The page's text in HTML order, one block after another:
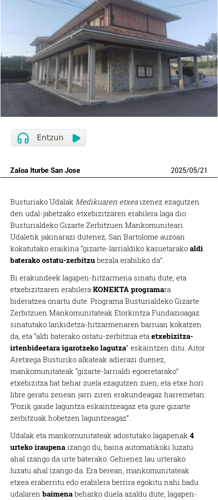
Zaloa Iturbe San Jose 2025/05/21
Busturiako Udalak Medikuaren etxeaizenez ezagutzen
den udal-jabetzako etxebizitzaren erabilera laga dio
Busturialdeko Gizarte Zerbitzuen Mankomuniteari.
Udaletik jakinarazi dutenez, San Bartolome auzoan
kokatutako eraikina “gizarte-larrialdiko kasuetarako aldi
baterako ostatu-zerbitzu bezala erabiliko da”.
Bi erakundeek lagapen-hitzarmena sinatu dute, eta
etxebizitzaren erabileraKONEKTA programara
bideratzea onartu dute. Programa Busturialdeko Gizarte
Zerbitzuen Mankomunitateak Etorkintza Fundazioagaz
sinatutako lankidetza-hitzarmenaren barruan kokatzen
da, eta “aldi baterako ostatu-zerbitzua eta etxebizitza-
irtenbideetara igarotzeko lagutza” eskaintzen ditu. Aitor
Aretxega Busturiko alkateak adierazi duenez,
mankomunitateak “gizarte-larrialdi egoeretarako”
etxebizitza bat behar zuela ezagutzen zuen, eta etxe hori
libre geratu zenean jarri ziren erakundeagaz harremetan:
“Pozik gaude laguntza eskaintzeagaz eta gure gizarte
zerbitzuak hobetzen laguntzeagaz”.
Udalak eta mankomunitateak adostutako lagapenak4
urteko iraupena izango du, baina automatikoki luzatu
ahal izango da urte baterako. Gehienez lau urterako
luzatu ahal izango da. Era berean, mankomunitateak
etxea eraberritu edo erabilera berrira egokitu nahi badu
udalarenbaimena beharko duela azaldu dute, lagapen-